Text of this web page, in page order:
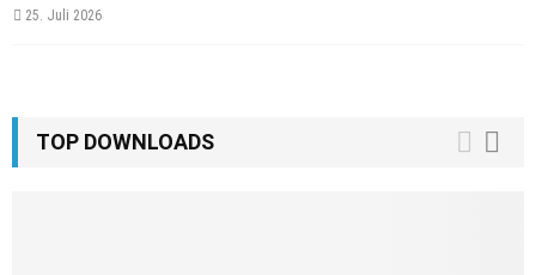
25. Juli 2026
TOP DOWNLOADS